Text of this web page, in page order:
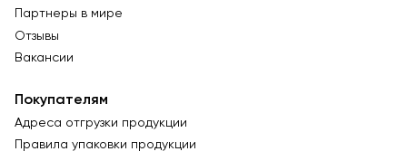
Партнеры в мире
Отзывы
Вакансии
Покупателям
Адреса отгрузки продукции
Правила упаковки продукции